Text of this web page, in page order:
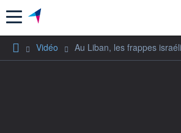
Menu
Vidéo Au Liban, les frappes